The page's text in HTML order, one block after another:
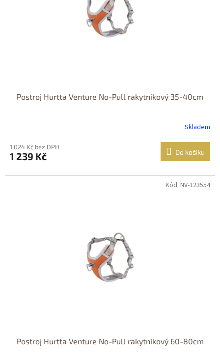
Postroj Hurtta Venture No-Pull rakytníkový 35-40cm
Skladem
1 024 Kč bez DPH
1 239 Kč Do košíku
Postroj Hurtta Venture No-Pull rakytníkový 60-80cm
Kód: NV-123554